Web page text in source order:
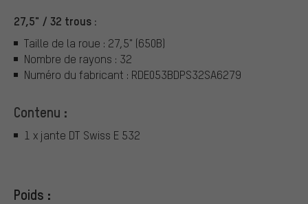
27,5" / 32 trous :
Taille de la roue : 27,5" (650B)
Nombre de rayons : 32
Numéro du fabricant : RDE053BDPS32SA6279
Contenu :
1 x jante DT Swiss E 532
Poids :